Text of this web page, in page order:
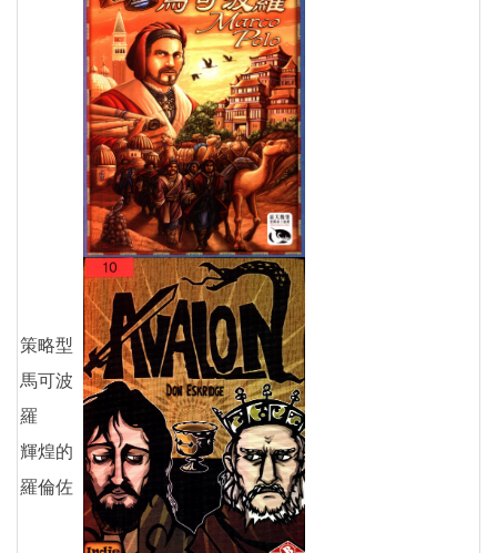
策略型
馬可波
羅
輝煌的
羅倫佐